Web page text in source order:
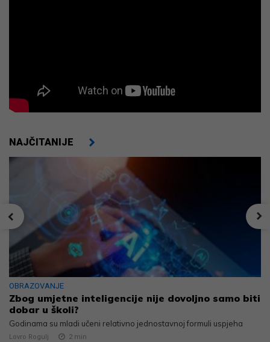
NAJČITANIJE
OBRAZOVANJE
Zbog umjetne inteligencije nije dovoljno samo biti
dobar u školi?
Godinama su mladi učeni relativno jednostavnoj formuli uspjeha
Lovro Rogulj 2 min